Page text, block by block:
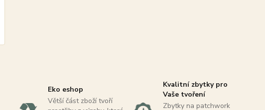
Eko eshop
Větší část zboží tvoří
Kvalitní zbytky pro
Vaše tvoření
Zbytky na patchwork